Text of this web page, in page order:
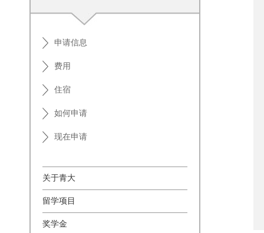
申请信息
费用
住宿
如何申请
现在申请
关于青大
留学项目
奖学金